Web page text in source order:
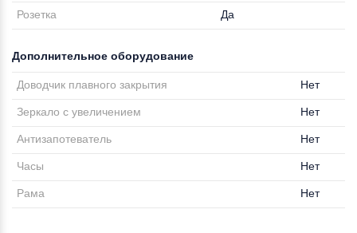
Розетка Да
Дополнительное оборудование
Доводчик плавного закрытия Нет
Зеркало с увеличением Нет
Антизапотеватель Нет
Часы Нет
Рама Нет